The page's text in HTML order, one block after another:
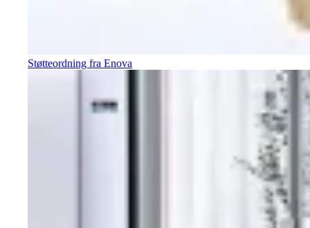
Støtteordning fra Enova